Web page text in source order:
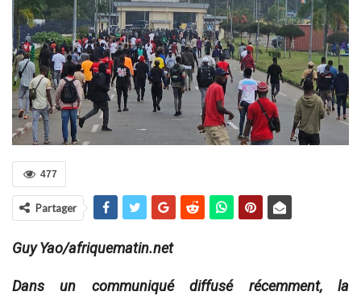
477
Partager
Guy Yao/afriquematin.net
Dans un communiqué diffusé récemment, la